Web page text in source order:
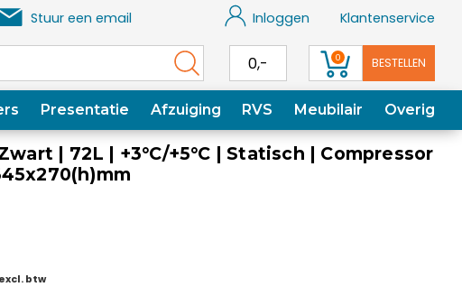
Stuur een email Inloggen Klantenservice
0,- 0 BESTELLEN
Presentatie Afzuiging RVS Meubilair Overig
| 72L | +3°C/+5°C | Statisch | Compressor
excl. btw